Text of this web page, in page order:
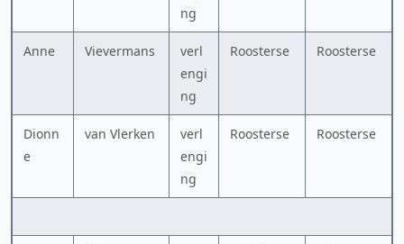
ng
Anne Vievermans
verl
engi
ng
Roosterse Roosterse
Dionn
e
van Vlerken
verl
engi
ng
Roosterse Roosterse